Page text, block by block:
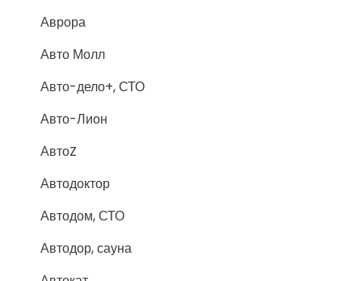
Аврора
Авто Молл
Авто-дело+, СТО
Авто-Лион
АвтоZ
Автодоктор
Автодом, СТО
Автодор, сауна